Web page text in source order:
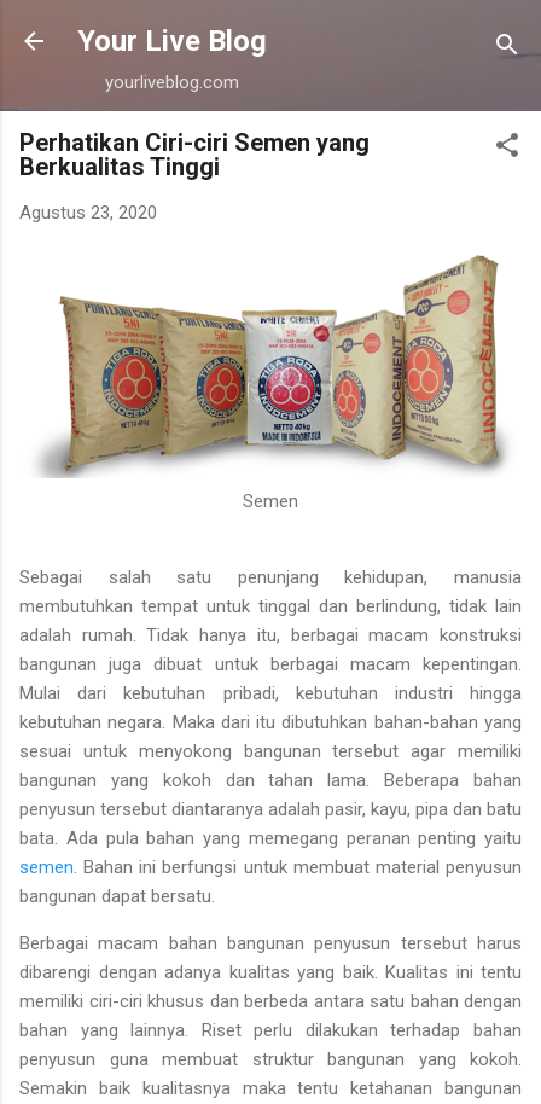
Langsung ke konten utama
Your Live Blog
yourliveblog.com
Perhatikan Ciri-ciri Semen yang
Berkualitas Tinggi
Agustus 23, 2020
Semen
Sebagai salah satu penunjang kehidupan, manusia
membutuhkan tempat untuk tinggal dan berlindung, tidak lain
adalah rumah. Tidak hanya itu, berbagai macam konstruksi
bangunan juga dibuat untuk berbagai macam kepentingan.
Mulai dari kebutuhan pribadi, kebutuhan industri hingga
kebutuhan negara. Maka dari itu dibutuhkan bahan-bahan yang
sesuai untuk menyokong bangunan tersebut agar memiliki
bangunan yang kokoh dan tahan lama. Beberapa bahan
penyusun tersebut diantaranya adalah pasir, kayu, pipa dan batu
bata. Ada pula bahan yang memegang peranan penting yaitu
semen . Bahan ini berfungsi untuk membuat material penyusun
bangunan dapat bersatu.
Berbagai macam bahan bangunan penyusun tersebut harus
dibarengi dengan adanya kualitas yang baik. Kualitas ini tentu
memiliki ciri-ciri khusus dan berbeda antara satu bahan dengan
bahan yang lainnya. Riset perlu dilakukan terhadap bahan
penyusun guna membuat struktur bangunan yang kokoh.
Semakin baik kualitasnya maka tentu ketahanan bangunan